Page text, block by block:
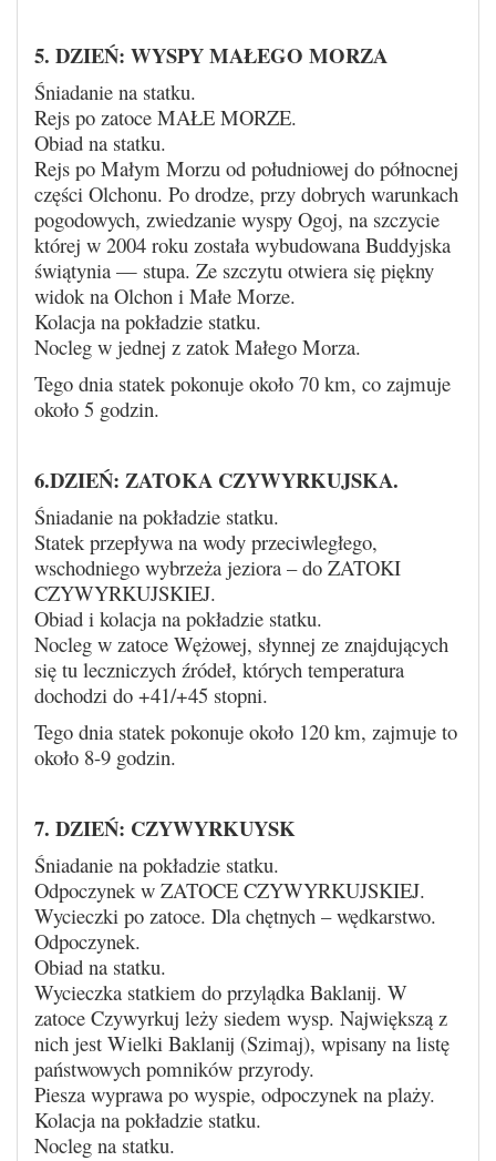
5. DZIEŃ: WYSPY MAŁEGO MORZA
Śniadanie na statku.
Rejs po zatoce MAŁE MORZE.
Obiad na statku.
Rejs po Małym Morzu od południowej do północnej
części Olchonu. Po drodze, przy dobrych warunkach
pogodowych, zwiedzanie wyspy Ogoj, na szczycie
której w 2004 roku została wybudowana Buddyjska
świątynia — stupa. Ze szczytu otwiera się piękny
widok na Olchon i Małe Morze.
Kolacja na pokładzie statku.
Nocleg w jednej z zatok Małego Morza.
Tego dnia statek pokonuje około 70 km, co zajmuje
około 5 godzin.
6.DZIEŃ: ZATOKA CZYWYRKUJSKA.
Śniadanie na pokładzie statku.
Statek przepływa na wody przeciwległego,
wschodniego wybrzeża jeziora – do ZATOKI
CZYWYRKUJSKIEJ.
Obiad i kolacja na pokładzie statku.
Nocleg w zatoce Wężowej, słynnej ze znajdujących
się tu leczniczych źródeł, których temperatura
dochodzi do +41/+45 stopni.
Tego dnia statek pokonuje około 120 km, zajmuje to
około 8-9 godzin.
7. DZIEŃ: CZYWYRKUYSK
Śniadanie na pokładzie statku.
Odpoczynek w ZATOCE CZYWYRKUJSKIEJ.
Wycieczki po zatoce. Dla chętnych – wędkarstwo.
Odpoczynek.
Obiad na statku.
Wycieczka statkiem do przylądka Baklanij. W
zatoce Czywyrkuj leży siedem wysp. Największą z
nich jest Wielki Baklanij (Szimaj), wpisany na listę
państwowych pomników przyrody.
Piesza wyprawa po wyspie, odpoczynek na plaży.
Kolacja na pokładzie statku.
Nocleg na statku.